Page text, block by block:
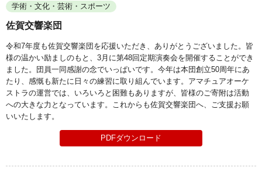
学術・文化・芸術・スポーツ
佐賀交響楽団
令和7年度も佐賀交響楽団を応援いただき、ありがとうございました。皆
様の温かい励ましのもと、3月に第48回定期演奏会を開催することができ
ました。団員一同感謝の念でいっぱいです。今年は本団創立50周年にあ
たり、感慨も新たに日々の練習に取り組んでいます。アマチュアオーケ
ストラの運営では、いろいろと困難もありますが、皆様のご寄附は活動
への大きな力となっています。これからも佐賀交響楽団へ、ご支援お願
いいたします。
PDFダウンロード